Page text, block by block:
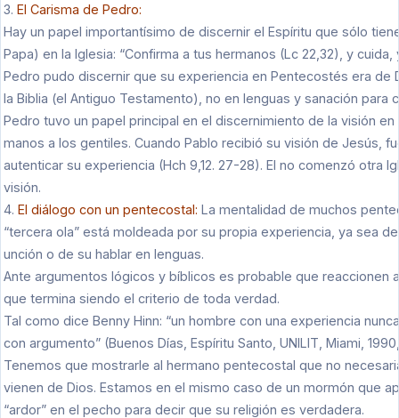
3. El Carisma de Pedro:
Hay un papel importantísimo de discernir el Espíritu que sólo
Papa) en la Iglesia: “Confirma a tus hermanos (Lc 22,32), y cuida,
Pedro pudo discernir que su experiencia en Pentecostés era de
la Biblia (el Antiguo Testamento), no en lenguas y sanación para
Pedro tuvo un papel principal en el discernimiento de la visión en
manos a los gentiles. Cuando Pablo recibió su visión de Jesús,
autenticar su experiencia (Hch 9,12. 27-28). El no comenzó otra
visión.
4. El diálogo con un pentecostal: La mentalidad de muchos
“tercera ola” está moldeada por su propia experiencia, ya sea
unción o de su hablar en lenguas.
Ante argumentos lógicos y bíblicos es probable que reaccionen
que termina siendo el criterio de toda verdad.
Tal como dice Benny Hinn: “un hombre con una experiencia
con argumento” (Buenos Días, Espíritu Santo, UNILIT, Miami,
Tenemos que mostrarle al hermano pentecostal que no
vienen de Dios. Estamos en el mismo caso de un mormón que
“ardor” en el pecho para decir que su religión es verdadera.